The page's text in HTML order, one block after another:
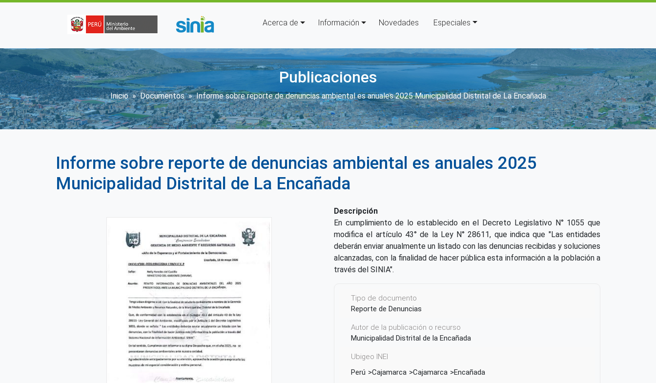
Navegación principal
Acerca de Información Novedades Especiales
Publicaciones
Sobrescribir enlaces de ayuda a la navegación
Inicio Documentos Informe sobre reporte de denuncias ambiental es anuales 2025 Municipalidad Distrital de La Encañada
Informe sobre reporte de denuncias ambiental es anuales 2025
Municipalidad Distrital de La Encañada
Descripción
En cumplimiento de lo establecido en el Decreto Legislativo N° 1055 que
modifica el artículo 43° de la Ley N° 28611, que indica que "Las entidades
deberán enviar anualmente un listado con las denuncias recibidas y soluciones
alcanzadas, con la finalidad de hacer pública esta información a la población a
través del SINIA".
Tipo de documento
Reporte de Denuncias
Autor de la publicación o recurso
Municipalidad Distrital de la Encañada
Ubigeo INEI
Perú
Cajamarca Cajamarca Encañada